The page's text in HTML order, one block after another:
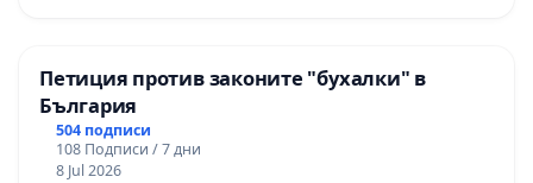
Петиция против законите "бухалки" в
България
504 подписи
108 Подписи / 7 дни
8 Jul 2026